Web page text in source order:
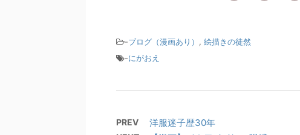
-ブログ（漫画あり） , 絵描きの徒然
-にがおえ
PREV 洋服迷子歴30年